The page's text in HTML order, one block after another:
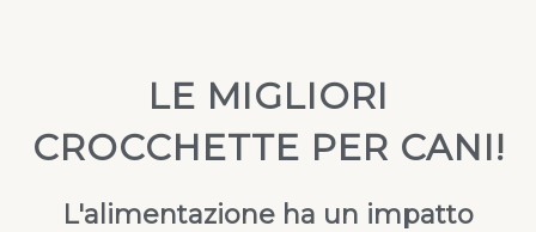
LE MIGLIORI
CROCCHETTE PER CANI!
L'alimentazione ha un impatto